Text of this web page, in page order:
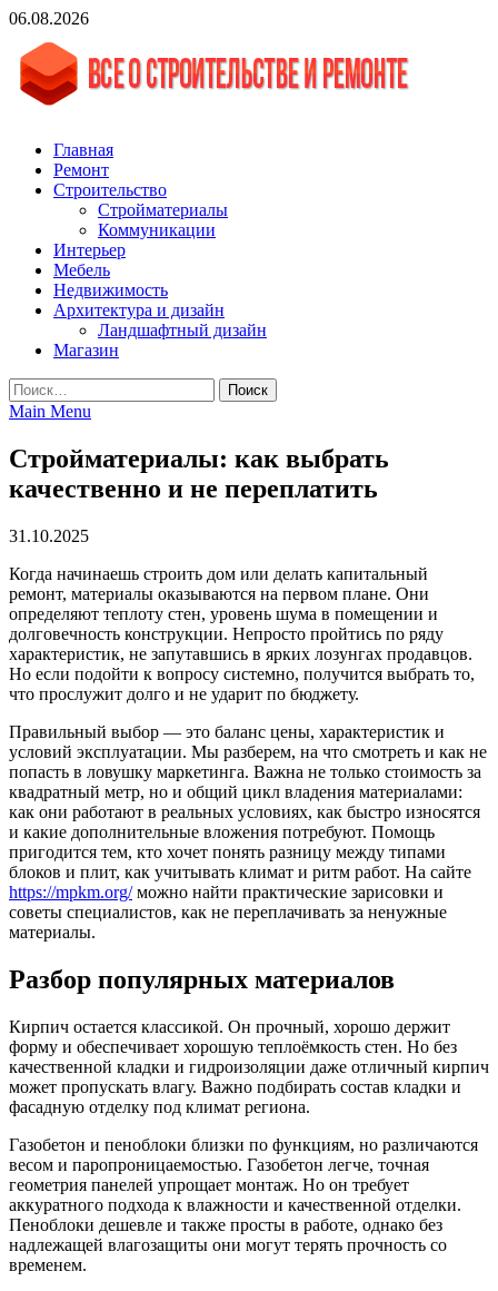
Skip
content
06.08.2026
vgasa.ru
Строительный журнал. Всё о строительстве и ремонтах
Главная
Ремонт
Строительство
Стройматериалы
Коммуникации
Интерьер
Мебель
Недвижимость
Архитектура и дизайн
Ландшафтный дизайн
Магазин
Найти:
Main Menu
Стройматериалы: как выбрать
качественно и не переплатить
31.10.2025
Когда начинаешь строить дом или делать капитальный
ремонт, материалы оказываются на первом плане. Они
определяют теплоту стен, уровень шума в помещении и
долговечность конструкции. Непросто пройтись по ряду
характеристик, не запутавшись в ярких лозунгах продавцов.
Но если подойти к вопросу системно, получится выбрать то,
что прослужит долго и не ударит по бюджету.
Правильный выбор — это баланс цены, характеристик и
условий эксплуатации. Мы разберем, на что смотреть и как не
попасть в ловушку маркетинга. Важна не только стоимость за
квадратный метр, но и общий цикл владения материалами:
как они работают в реальных условиях, как быстро износятся
и какие дополнительные вложения потребуют. Помощь
пригодится тем, кто хочет понять разницу между типами
блоков и плит, как учитывать климат и ритм работ. На сайте
https://mpkm.org/можно найти практические зарисовки и
советы специалистов, как не переплачивать за ненужные
материалы.
Разбор популярных материалов
Кирпич остается классикой. Он прочный, хорошо держит
форму и обеспечивает хорошую теплоёмкость стен. Но без
качественной кладки и гидроизоляции даже отличный кирпич
может пропускать влагу. Важно подбирать состав кладки и
фасадную отделку под климат региона.
Газобетон и пеноблоки близки по функциям, но различаются
весом и паропроницаемостью. Газобетон легче, точная
геометрия панелей упрощает монтаж. Но он требует
аккуратного подхода к влажности и качественной отделки.
Пеноблоки дешевле и также просты в работе, однако без
надлежащей влагозащиты они могут терять прочность со
временем.